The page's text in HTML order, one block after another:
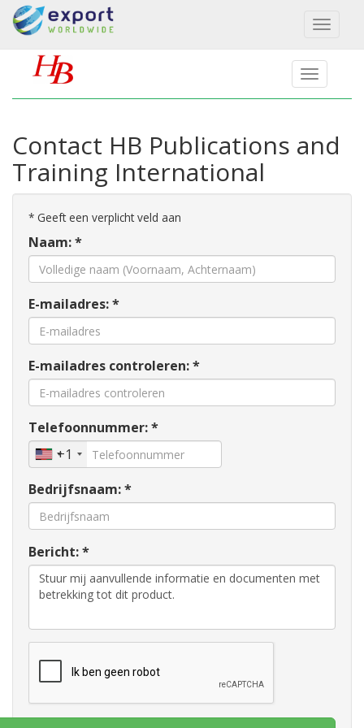
Toggle
Contact HB Publications and
Training International
* Geeft een verplicht veld aan
Naam: *
E-mailadres: *
E-mailadres controleren: *
Telefoonnummer: *
+1
Bedrijfsnaam: *
Bericht: *